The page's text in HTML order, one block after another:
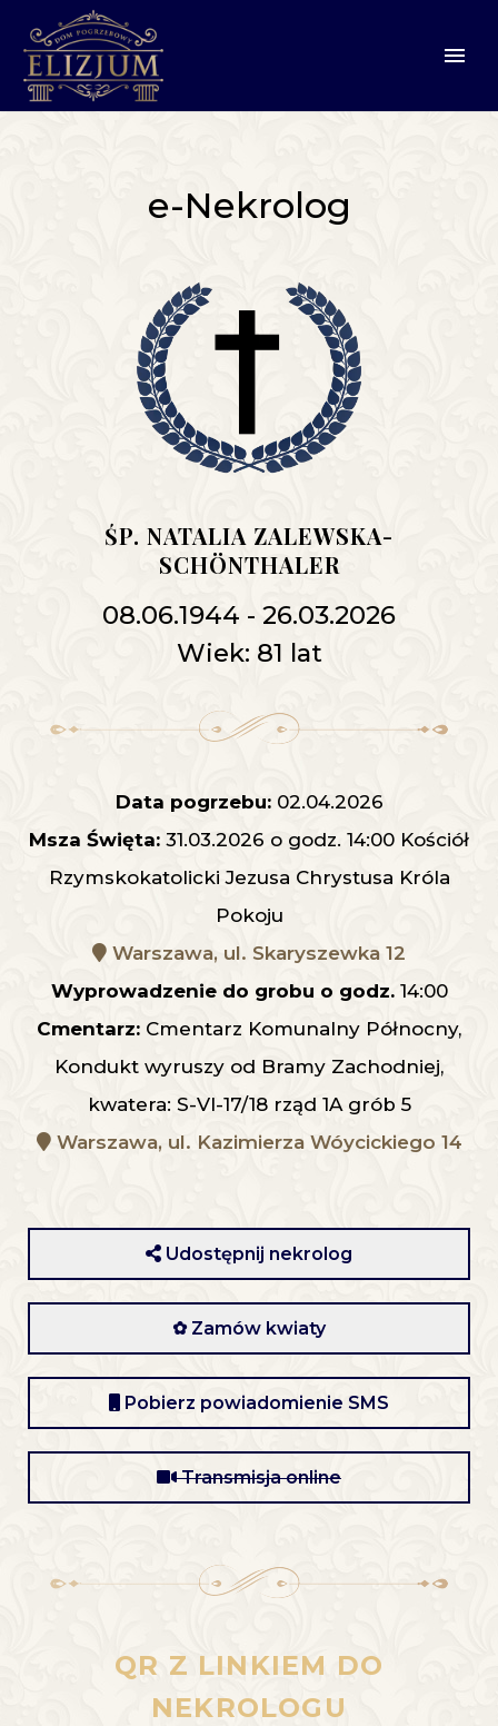
e-Nekrolog
ŚP. NATALIA ZALEWSKA-
SCHÖNTHALER
08.06.1944 - 26.03.2026
Wiek: 81 lat
Data pogrzebu:02.04.2026
Msza Święta: 31.03.2026 o godz. 14:00 Kościół
Rzymskokatolicki Jezusa Chrystusa Króla
Pokoju
Warszawa, ul. Skaryszewka 12
Wyprowadzenie do grobu o godz.14:00
Cmentarz: Cmentarz Komunalny Północny,
Kondukt wyruszy od Bramy Zachodniej,
kwatera: S-VI-17/18 rząd 1A grób 5
Warszawa, ul. Kazimierza Wóycickiego 14
Udostępnij nekrolog
✿ Zamów kwiaty
Pobierz powiadomienie SMS
Transmisja online
QR Z LINKIEM DO
NEKROLOGU